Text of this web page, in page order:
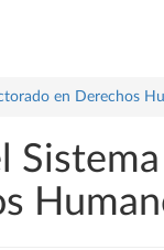
en Derechos